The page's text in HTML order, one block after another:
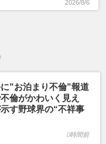
2026/8/6
”お泊まり不倫”報道
倫がかわいく見え
す野球界の“不祥事
0時間前